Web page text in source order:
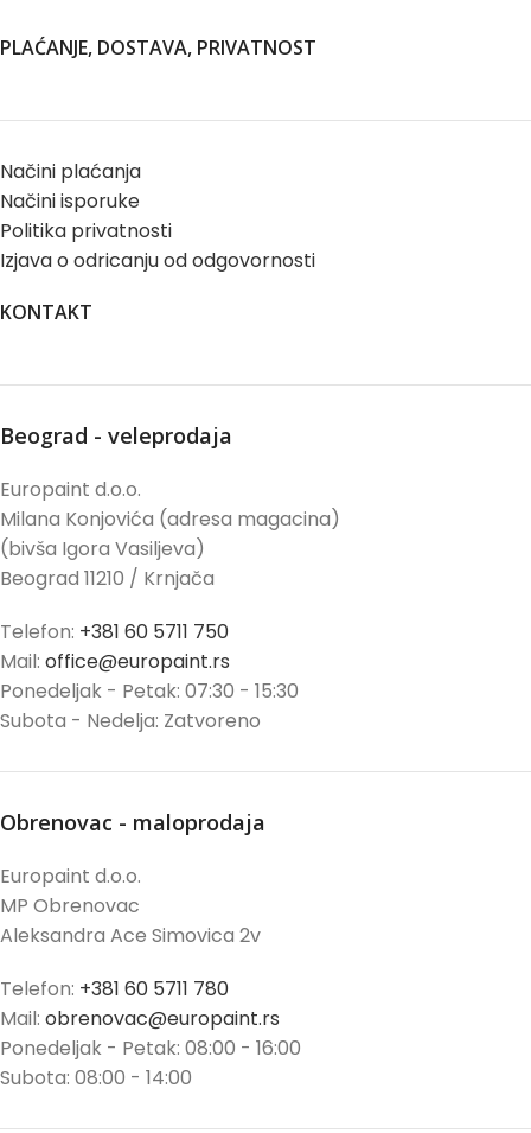
PLAĆANJE, DOSTAVA, PRIVATNOST
Načini plaćanja
Načini isporuke
Politika privatnosti
Izjava o odricanju od odgovornosti
KONTAKT
Beograd - veleprodaja
Europaint d.o.o.
Milana Konjovića (adresa magacina)
(bivša Igora Vasiljeva)
Beograd 11210 / Krnjača
Telefon: +381 60 5711 750
Mail: office@europaint.rs
Ponedeljak - Petak: 07:30 - 15:30
Subota - Nedelja: Zatvoreno
Obrenovac - maloprodaja
Europaint d.o.o.
MP Obrenovac
Aleksandra Ace Simovica 2v
Telefon: +381 60 5711 780
Mail: obrenovac@europaint.rs
Ponedeljak - Petak: 08:00 - 16:00
Subota: 08:00 - 14:00